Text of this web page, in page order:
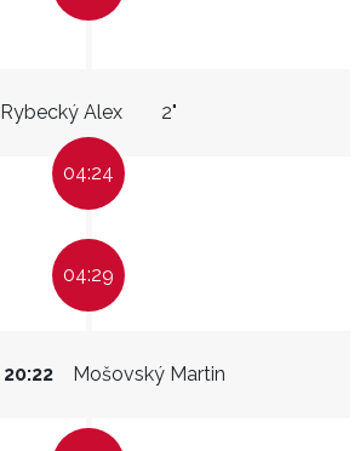
Rybecký Alex 2"
04:24
04:29
Mošovský Martin
20:22